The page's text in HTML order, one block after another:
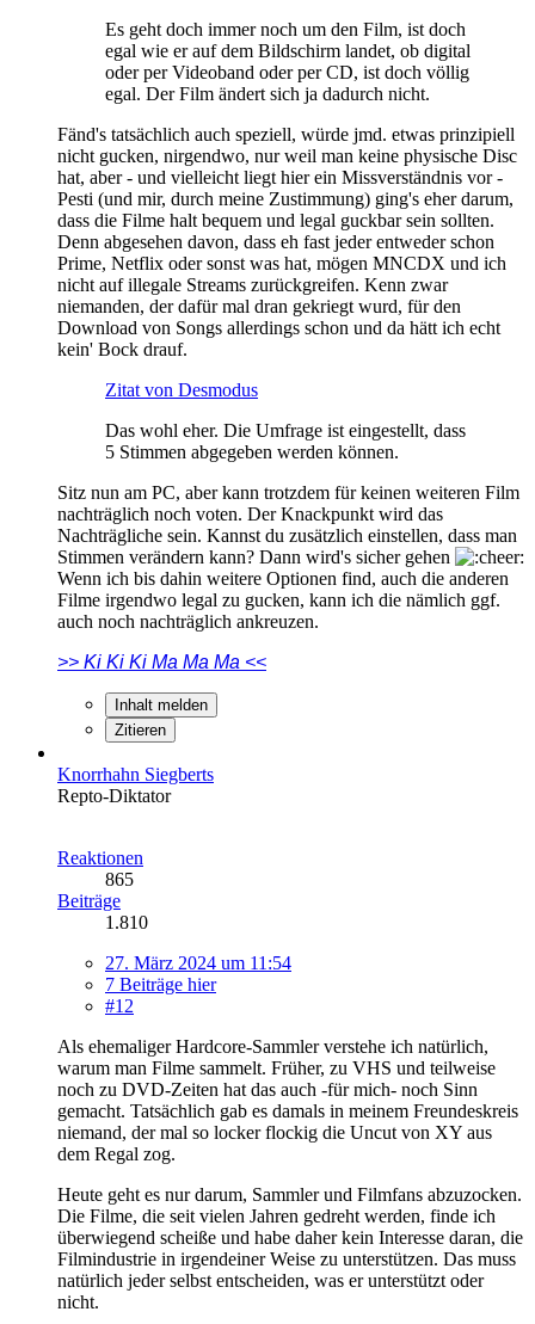
Es geht doch immer noch um den Film, ist doch
egal wie er auf dem Bildschirm landet, ob digital
oder per Videoband oder per CD, ist doch völlig
egal. Der Film ändert sich ja dadurch nicht.
Fänd's tatsächlich auch speziell, würde jmd. etwas prinzipiell
nicht gucken, nirgendwo, nur weil man keine physische Disc
hat, aber - und vielleicht liegt hier ein Missverständnis vor -
Pesti (und mir, durch meine Zustimmung) ging's eher darum,
dass die Filme halt bequem und legal guckbar sein sollten.
Denn abgesehen davon, dass eh fast jeder entweder schon
Prime, Netflix oder sonst was hat, mögen MNCDX und ich
nicht auf illegale Streams zurückgreifen. Kenn zwar
niemanden, der dafür mal dran gekriegt wurd, für den
Download von Songs allerdings schon und da hätt ich echt
kein' Bock drauf.
Zitat von Desmodus
Das wohl eher. Die Umfrage ist eingestellt, dass
5 Stimmen abgegeben werden können.
Sitz nun am PC, aber kann trotzdem für keinen weiteren Film
nachträglich noch voten. Der Knackpunkt wird das
Nachträgliche sein. Kannst du zusätzlich einstellen, dass man
Stimmen verändern kann? Dann wird's sicher gehen
Wenn ich bis dahin weitere Optionen find, auch die anderen
Filme irgendwo legal zu gucken, kann ich die nämlich ggf.
auch noch nachträglich ankreuzen.
>> Ki Ki Ki Ma Ma Ma <<
Inhalt melden
Zitieren
Knorrhahn Siegberts
Repto-Diktator
Reaktionen
865
Beiträge
1.810
27. März 2024 um 11:54
7 Beiträge hier
#12
Als ehemaliger Hardcore-Sammler verstehe ich natürlich,
warum man Filme sammelt. Früher, zu VHS und teilweise
noch zu DVD-Zeiten hat das auch -für mich- noch Sinn
gemacht. Tatsächlich gab es damals in meinem Freundeskreis
niemand, der mal so locker flockig die Uncut von XY aus
dem Regal zog.
Heute geht es nur darum, Sammler und Filmfans abzuzocken.
Die Filme, die seit vielen Jahren gedreht werden, finde ich
überwiegend scheiße und habe daher kein Interesse daran, die
Filmindustrie in irgendeiner Weise zu unterstützen. Das muss
natürlich jeder selbst entscheiden, was er unterstützt oder
nicht.